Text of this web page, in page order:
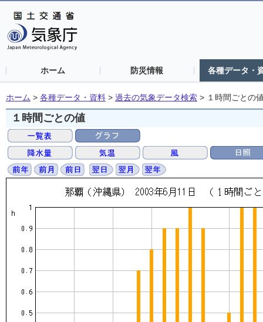
ホーム 防災情報 各種データ・
ホーム > 各種データ・資料 > 過去の気象データ検索 > １時間ごとの
１時間ごとの値